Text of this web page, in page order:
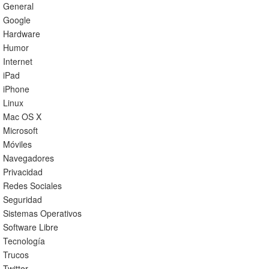
General
Google
Hardware
Humor
Internet
iPad
iPhone
Linux
Mac OS X
Microsoft
Móviles
Navegadores
Privacidad
Redes Sociales
Seguridad
Sistemas Operativos
Software Libre
Tecnología
Trucos